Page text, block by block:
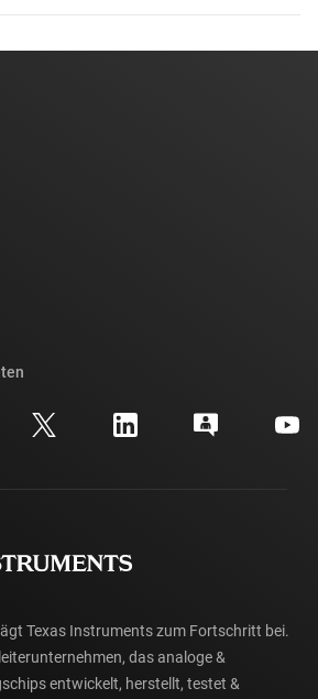
Foren
zu Bestellungen
Texas Instruments zum Fortschritt bei.
das analoge &
entwickelt, herstellt, testet &